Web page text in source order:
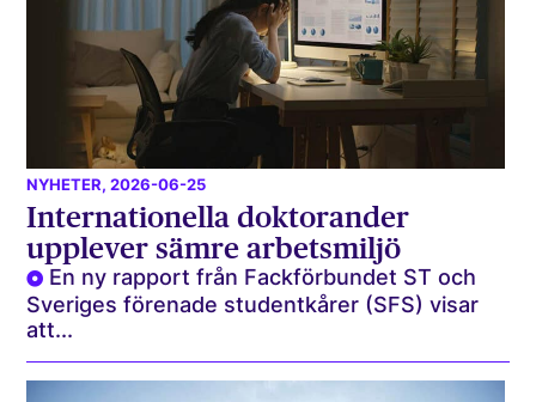
NYHETER, 2026-06-25
Internationella doktorander
upplever sämre arbetsmiljö
En ny rapport från Fackförbundet ST och
Sveriges förenade studentkårer (SFS) visar
att...